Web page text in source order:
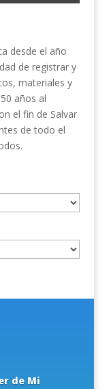
desde el año
de registrar y
materiales y
años al
el fin de Salvar
de todo el
de Mi